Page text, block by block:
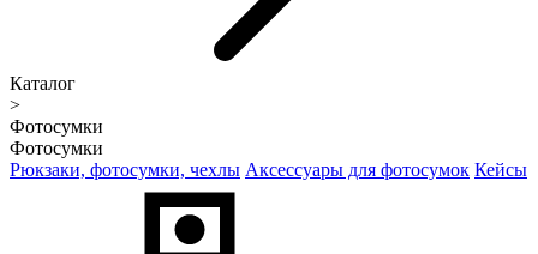
Каталог
>
Фотосумки
Фотосумки
Рюкзаки, фотосумки, чехлы Аксессуары для фотосумок Кейсы